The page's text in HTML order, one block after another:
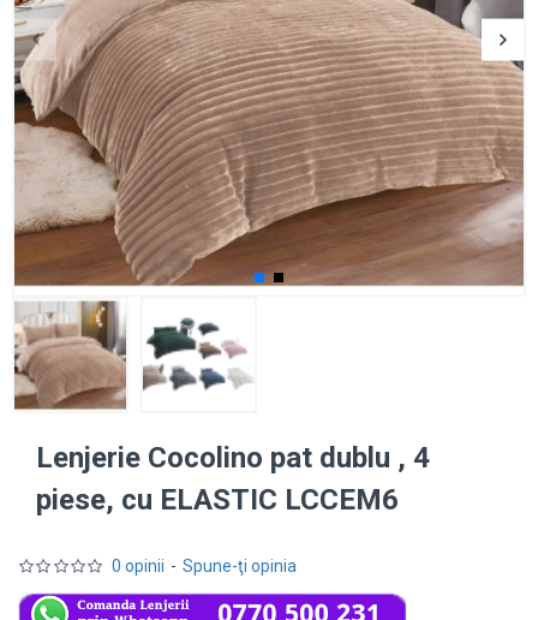
Lenjerie Cocolino pat dublu , 4
piese, cu ELASTIC LCCEM6
0 opinii - Spune-ţi opinia